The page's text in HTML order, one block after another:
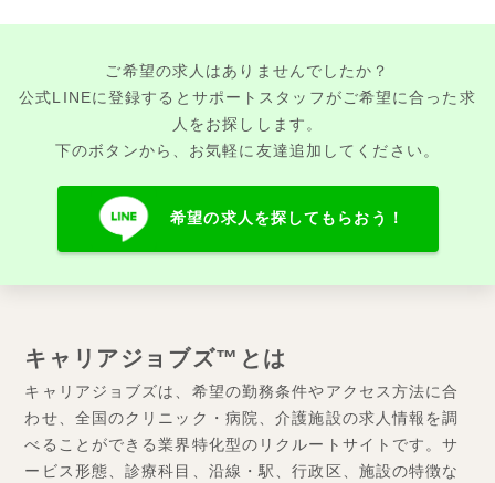
ご希望の求人はありませんでしたか？
公式LINEに登録するとサポートスタッフがご希望に合った求
人をお探しします。
下のボタンから、お気軽に友達追加してください。
希望の求人を探してもらおう！
キャリアジョブズ™とは
キャリアジョブズは、希望の勤務条件やアクセス方法に合
わせ、全国のクリニック・病院、介護施設の求人情報を調
べることができる業界特化型のリクルートサイトです。サ
ービス形態、診療科目、沿線・駅、行政区、施設の特徴な